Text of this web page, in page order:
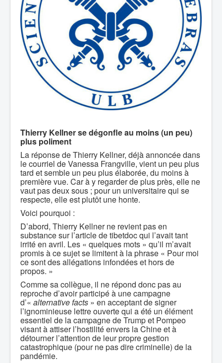
Thierry Kellner se dégonfle au moins (un peu)
plus poliment
La réponse de Thierry Kellner, déjà annoncée dans
le courriel de Vanessa Frangville, vient un peu plus
tard et semble un peu plus élaborée, du moins à
première vue. Car à y regarder de plus près, elle ne
vaut pas deux sous ; pour un universitaire qui se
respecte, elle est plutôt une honte.
Voici pourquoi :
D’abord, Thierry Kellner ne revient pas en
substance sur l’article de tibetdoc qui l’avait tant
irrité en avril. Les « quelques mots » qu’il m’avait
promis à ce sujet se limitent à la phrase « Pour moi
ce sont des allégations infondées et hors de
propos. »
Comme sa collègue, il ne répond donc pas au
reproche d’avoir participé à une campagne
d’« alternative facts » en acceptant de signer
l’ignominieuse lettre ouverte qui a été un élément
essentiel de la campagne de Trump et Pompeo
visant à attiser l’hostilité envers la Chine et à
détourner l’attention de leur propre gestion
catastrophique (pour ne pas dire criminelle) de la
pandémie.